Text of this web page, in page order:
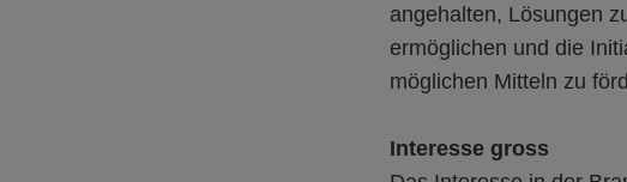
angehalten, Lösungen
ermöglichen und die
möglichen Mitteln zu
Interesse gross